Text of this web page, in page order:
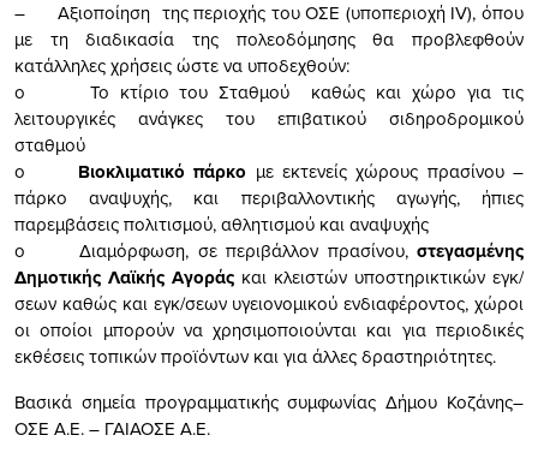
– Αξιοποίηση της περιοχής του ΟΣΕ (υποπεριοχή IV), όπου
με τη διαδικασία της πολεοδόμησης θα προβλεφθούν
κατάλληλες χρήσεις ώστε να υποδεχθούν:
o Το κτίριο του Σταθμού καθώς και χώρο για τις
λειτουργικές ανάγκες του επιβατικού σιδηροδρομικού
σταθμού
o Βιοκλιματικό πάρκο με εκτενείς χώρους πρασίνου –
πάρκο αναψυχής, και περιβαλλοντικής αγωγής, ήπιες
παρεμβάσεις πολιτισμού, αθλητισμού και αναψυχής
o Διαμόρφωση, σε περιβάλλον πρασίνου, στεγασμένης
Δημοτικής Λαϊκής Αγοράς και κλειστών υποστηρικτικών εγκ/
σεων καθώς και εγκ/σεων υγειονομικού ενδιαφέροντος, χώροι
οι οποίοι μπορούν να χρησιμοποιούνται και για περιοδικές
εκθέσεις τοπικών προϊόντων και για άλλες δραστηριότητες.
Βασικά σημεία προγραμματικής συμφωνίας Δήμου Κοζάνης–
ΟΣΕ Α.Ε. – ΓΑΙΑΟΣΕ Α.Ε.